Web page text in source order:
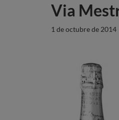
Via
1 de octubre de 2014